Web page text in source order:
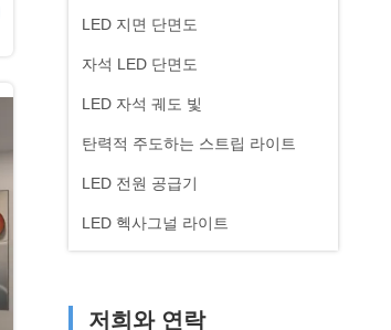
LED 지면 단면도
자석 LED 단면도
LED 자석 궤도 빛
탄력적 주도하는 스트립 라이트
LED 전원 공급기
LED 헥사그널 라이트
저희와 연락